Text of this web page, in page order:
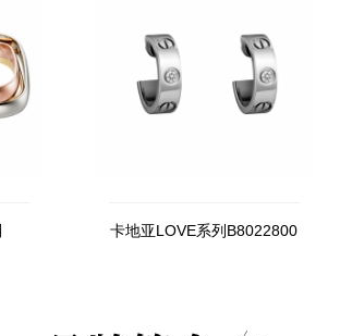
卡地亚LOVE系列B8022800